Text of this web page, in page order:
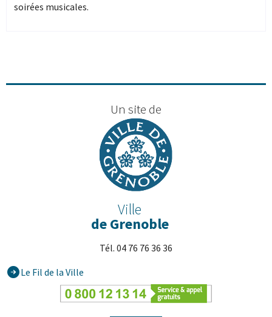
soirées musicales.
Un site de
Ville
de Grenoble
Tél. 04 76 76 36 36
Le Fil de la Ville